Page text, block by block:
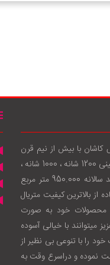
کاشان با بيش از نيم قرن
تجربه در زمينه توليد انواع فرش ماشینی 1200 شانه ، 1000 شانه ،
700 شانه ، 500شانه با ظرفيت توليد سالانه 950.000 متر مربع
از بالاترين کيفيت متريال
به ارائه محصولات خود به صورت
ميتوانند با خيالی آسوده
را با تنوعی بی نظير از
نموده و دراسرع وقت به